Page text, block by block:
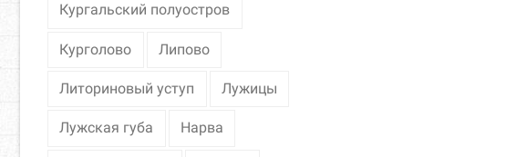
Кургальский полуостров
Курголово Липово
Литориновый уступ Лужицы
Лужская губа Нарва